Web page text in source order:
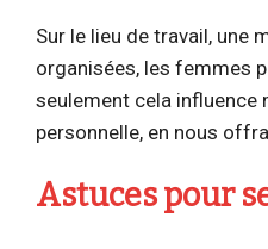
Sur le lieu de travail, une
organisées, les femmes
seulement cela influence
personnelle, en nous
Astuces pour